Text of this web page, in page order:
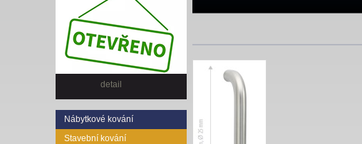
detail
Nábytkové kování
Stavební kování